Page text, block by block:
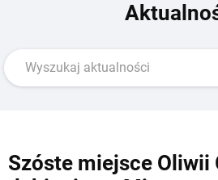
Szóste miejsce Oliwii